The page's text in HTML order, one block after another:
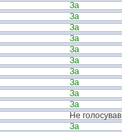
За
За
За
За
За
За
За
За
За
За
Не голосував
За